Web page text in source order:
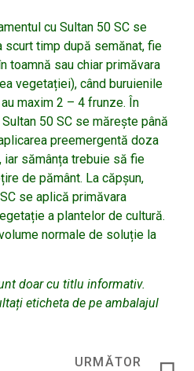
cu Sultan 50 SC se
timp după semănat, fie
toamnă sau chiar primăvara
vegetației), când buruienile
maxim 2 – 4 frunze. În
50 SC se mărește până
preemergentă doza
sămânța trebuie să fie
de pământ. La căpșun,
se aplică primăvara
a plantelor de cultură.
normale de soluție la
doar cu titlu informativ.
eticheta de pe ambalajul
URMĂTOR